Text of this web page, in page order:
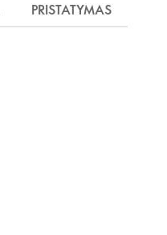
PRISTATYMAS